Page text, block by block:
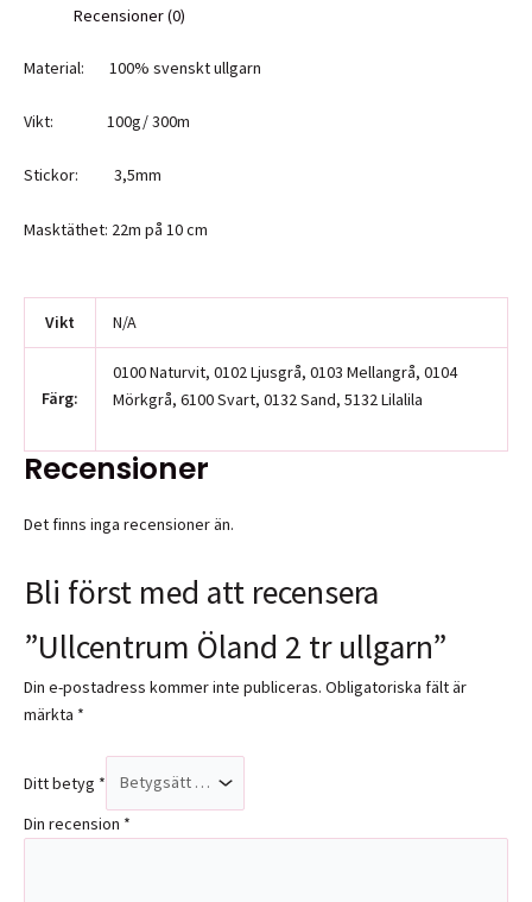
Recensioner (0)
Material: 100% svenskt ullgarn
Vikt: 100g/ 300m
Stickor: 3,5mm
Masktäthet: 22m på 10 cm
Vikt N/A
Färg:
0100 Naturvit, 0102 Ljusgrå, 0103 Mellangrå, 0104
Mörkgrå, 6100 Svart, 0132 Sand, 5132 Lilalila
Recensioner
Det finns inga recensioner än.
Bli först med att recensera
”Ullcentrum Öland 2 tr ullgarn”
Din e-postadress kommer inte publiceras. Obligatoriska fält är
märkta *
Ditt betyg *
Din recension *